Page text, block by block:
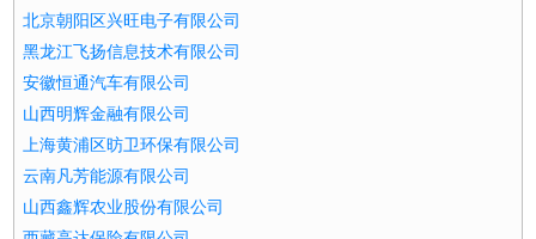
北京朝阳区兴旺电子有限公司
黑龙江飞扬信息技术有限公司
安徽恒通汽车有限公司
山西明辉金融有限公司
上海黄浦区昉卫环保有限公司
云南凡芳能源有限公司
山西鑫辉农业股份有限公司